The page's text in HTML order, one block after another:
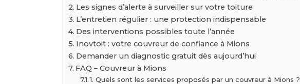
Les signes d’alerte à surveiller sur votre toiture
L’entretien régulier : une protection indispensable
Des interventions possibles toute l’année
Inovtoit : votre couvreur de confiance à Mions
Demander un diagnostic gratuit dès aujourd’hui
FAQ – Couvreur à Mions
1. Quels sont les services proposés par un couvreur à Mions ?